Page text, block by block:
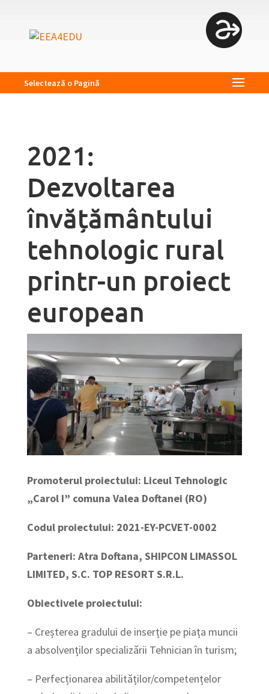
Selectează o Pagină
2021:
Dezvoltarea
învățământului
tehnologic rural
printr-un proiect
european
Promoterul proiectului: Liceul Tehnologic
„Carol I” comuna Valea Doftanei (RO)
Codul proiectului: 2021-EY-PCVET-0002
Parteneri: Atra Doftana, SHIPCON LIMASSOL
LIMITED, S.C. TOP RESORT S.R.L.
Obiectivele proiectului:
– Creșterea gradului de inserție pe piața muncii
a absolvenților specializării Tehnician în turism;
– Perfecționarea abilităților/competențelor